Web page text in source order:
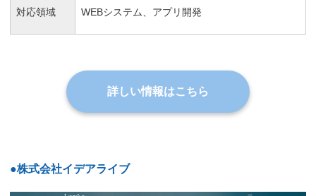
対応領域 WEBシステム、アプリ開発
詳しい情報はこちら
●株式会社イデアライブ